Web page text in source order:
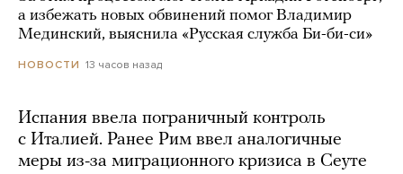
а избежать новых обвинений помог Владимир
Мединский, выяснила «Русская служба Би-би-си»
НОВОСТИ 13 часов назад
Испания ввела пограничный контроль
с Италией. Ранее Рим ввел аналогичные
меры из-за миграционного кризиса в Сеуте